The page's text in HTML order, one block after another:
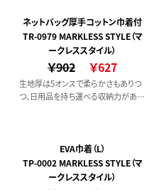
ネットバッグ厚手コットン巾着付
TR-0979 MARKLESS STYLE（マ
ークレススタイル）
￥902 ￥627
生地厚は5オンスで柔らかさもありつ
つ、日用品を持ち運べる収納力があり
EVA巾着（L）
TP-0002 MARKLESS STYLE（マ
ークレススタイル）